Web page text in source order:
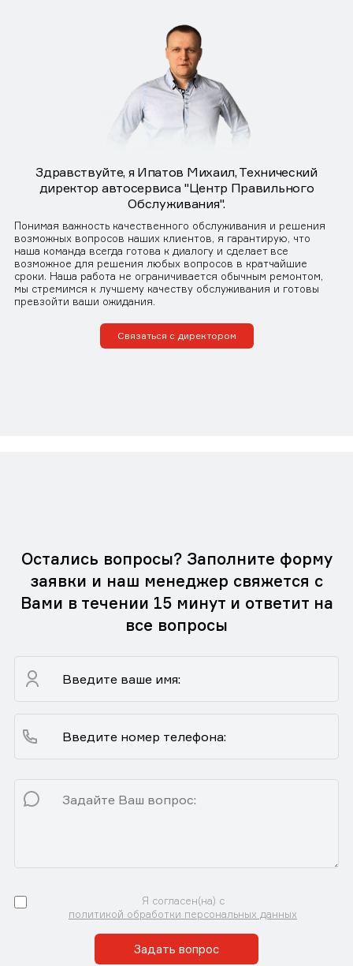
Здравствуйте, я Ипатов Михаил, Технический
директор автосервиса "Центр Правильного
Обслуживания".
Понимая важность качественного обслуживания и решения
возможных вопросов наших клиентов, я гарантирую, что
наша команда всегда готова к диалогу и сделает все
возможное для решения любых вопросов в кратчайшие
сроки. Наша работа не ограничивается обычным ремонтом,
мы стремимся к лучшему качеству обслуживания и готовы
превзойти ваши ожидания.
Связаться с директором
Остались вопросы? Заполните форму
заявки и наш менеджер свяжется с
Вами в течении 15 минут и ответит на
все вопросы
Я согласен(на) с
политикой обработки персональных данных
Задать вопрос